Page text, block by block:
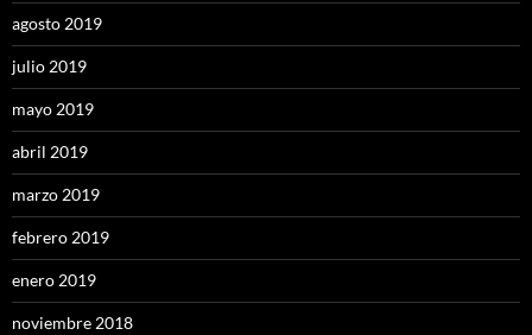
agosto 2019
julio 2019
mayo 2019
abril 2019
marzo 2019
febrero 2019
enero 2019
noviembre 2018